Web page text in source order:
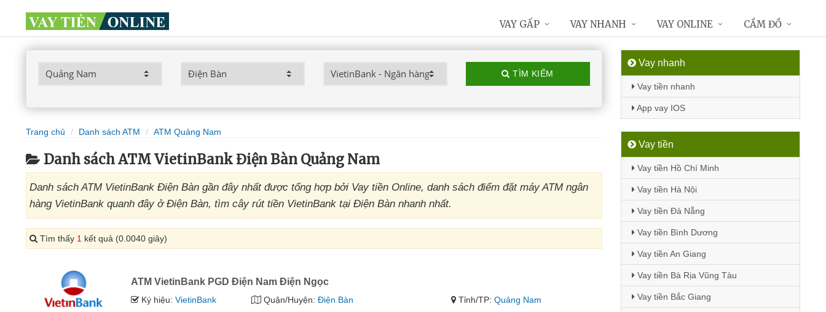
TÌM KIẾM
Trang chủ Danh sách ATM ATM Quảng Nam
Danh sách ATM VietinBank Điện Bàn Quảng Nam
Danh sách ATM VietinBank Điện Bàn gần đây nhất được tổng hợp bởi Vay tiền Online, danh sách điểm đặt máy ATM ngân
hàng VietinBank quanh đây ở Điện Bàn, tìm cây rút tiền VietinBank tại Điện Bàn nhanh nhất.
Tìm thấy 1 kết quả (0.0040 giây)
ATM VietinBank PGD Điện Nam Điện Ngọc
Ký hiệu:VietinBank Quận/Huyện: Điện Bàn Tỉnh/TP:Quảng Nam
Vay nhanh
Vay tiền nhanh
App vay IOS
Vay tiền
Vay tiền Hồ Chí Minh
Vay tiền Hà Nội
Vay tiền Đà Nẵng
Vay tiền Bình Dương
Vay tiền An Giang
Vay tiền Bà Rịa Vũng Tàu
Vay tiền Bắc Giang
VAY GẤP VAY NHANH VAY ONLINE CẦM ĐỒ